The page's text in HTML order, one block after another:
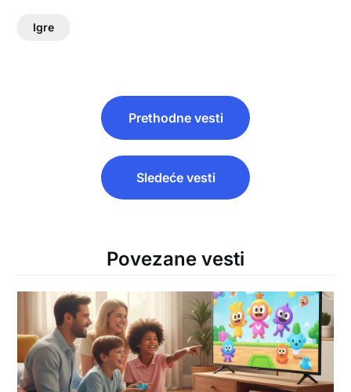
Igre
navigation
Prethodne vesti
Sledeće vesti
Povezane vesti